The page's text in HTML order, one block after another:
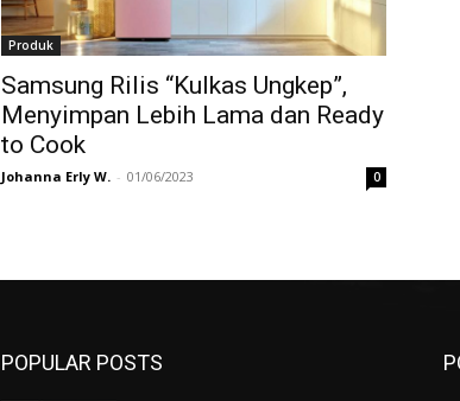
Produk
Samsung Rilis “Kulkas Ungkep”,
Menyimpan Lebih Lama dan Ready
to Cook
Johanna Erly W. - 01/06/2023 0
POPULAR POSTS